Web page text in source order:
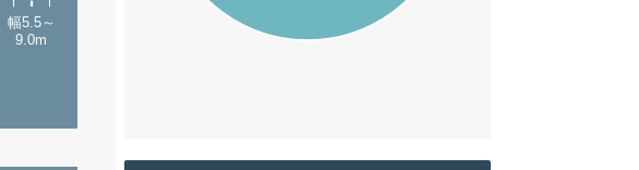
幅5.5～
9.0m